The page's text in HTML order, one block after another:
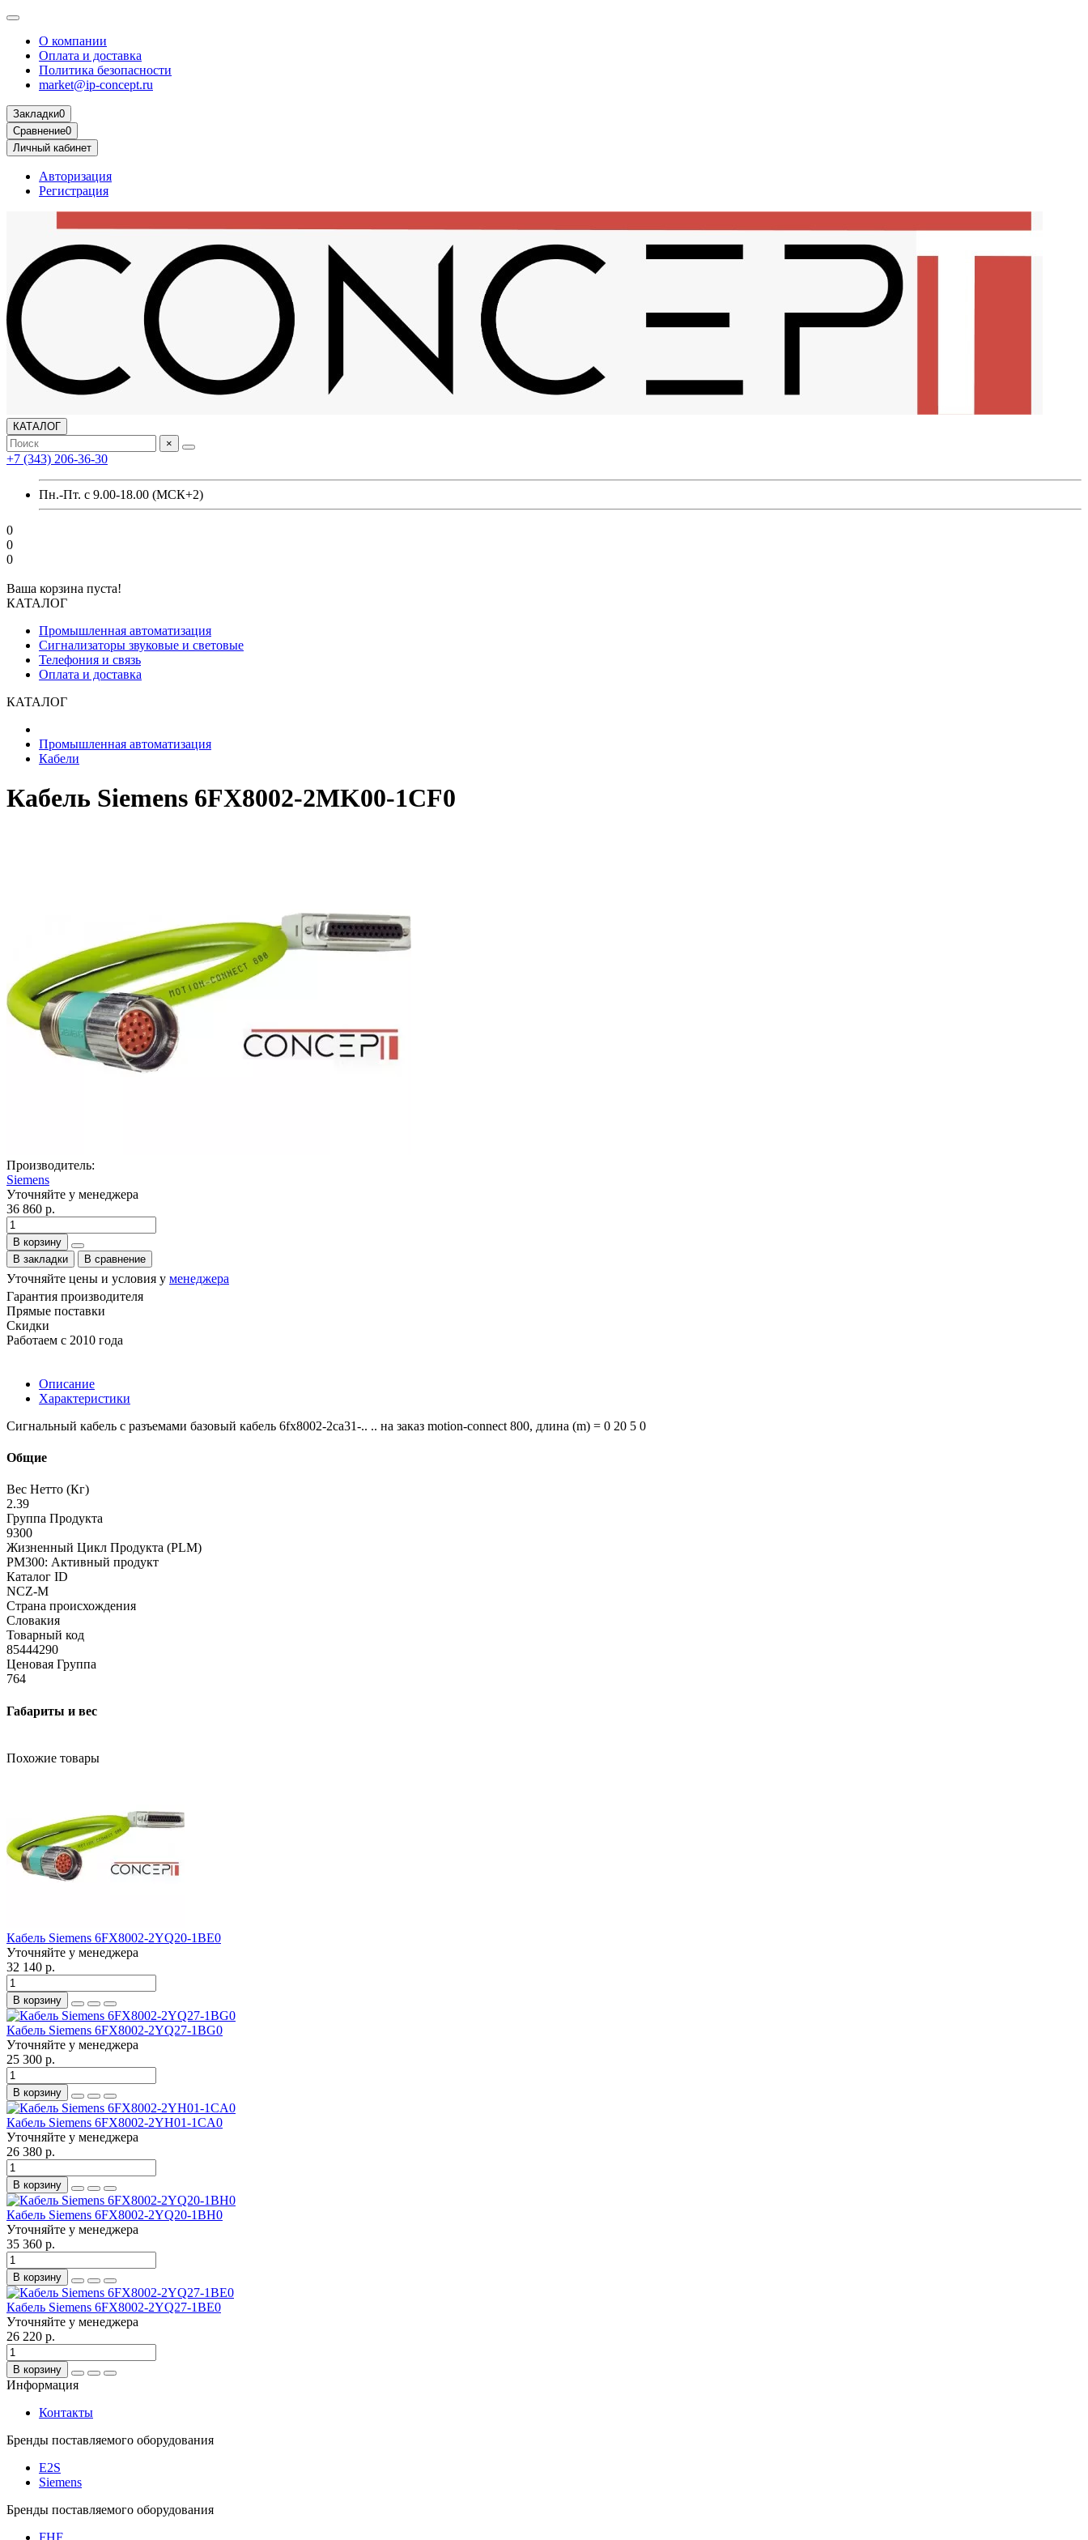
О компании
Оплата и доставка
Политика безопасности
market@ip-concept.ru
Закладки0
Сравнение0
Личный кабинет
Авторизация
Регистрация
КАТАЛОГ
×
+7 (343) 206-36-30
Пн.-Пт. с 9.00-18.00 (МСК+2)
0
0
0
Ваша корзина пуста!
КАТАЛОГ
Промышленная автоматизация
Сигнализаторы звуковые и световые
Телефония и связь
Оплата и доставка
КАТАЛОГ
Промышленная автоматизация
Кабели
Кабель Siemens 6FX8002-2MK00-1CF0
Производитель:
Siemens
Уточняйте у менеджера
36 860 р.
В корзину
В закладки
В сравнение
Уточняйте цены и условия у менеджера
Гарантия производителя
Прямые поставки
Скидки
Работаем с 2010 года
Описание
Характеристики
Сигнальный кабель с разъемами базовый кабель 6fx8002-2ca31-.. .. на заказ motion-connect 800, длина (m) = 0 20 5 0
Общие
Вес Нетто (Кг)
2.39
Группа Продукта
9300
Жизненный Цикл Продукта (PLM)
PM300: Активный продукт
Каталог ID
NCZ-M
Страна происхождения
Словакия
Товарный код
85444290
Ценовая Группа
764
Габариты и вес
Похожие товары
Кабель Siemens 6FX8002-2YQ20-1BE0
Уточняйте у менеджера
32 140 р.
В корзину
Кабель Siemens 6FX8002-2YQ27-1BG0
Уточняйте у менеджера
25 300 р.
В корзину
Кабель Siemens 6FX8002-2YH01-1CA0
Уточняйте у менеджера
26 380 р.
В корзину
Кабель Siemens 6FX8002-2YQ20-1BH0
Уточняйте у менеджера
35 360 р.
В корзину
Кабель Siemens 6FX8002-2YQ27-1BE0
Уточняйте у менеджера
26 220 р.
В корзину
Информация
Контакты
Бренды поставляемого оборудования
E2S
Siemens
Бренды поставляемого оборудования
FHF